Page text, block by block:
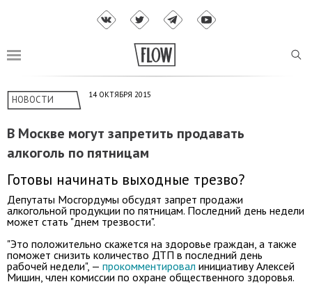
НОВОСТИ 14 ОКТЯБРЯ 2015
В Москве могут запретить продавать
алкоголь по пятницам
Готовы начинать выходные трезво?
Депутаты Мосгордумы обсудят запрет продажи
алкогольной продукции по пятницам. Последний день недели
может стать "днем трезвости".
"Это положительно скажется на здоровье граждан, а также
поможет снизить количество ДТП в последний день
рабочей недели", — прокомментировал инициативу Алексей
Мишин, член комиссии по охране общественного здоровья.